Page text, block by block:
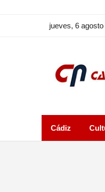
jueves, 6 agosto
Cádiz